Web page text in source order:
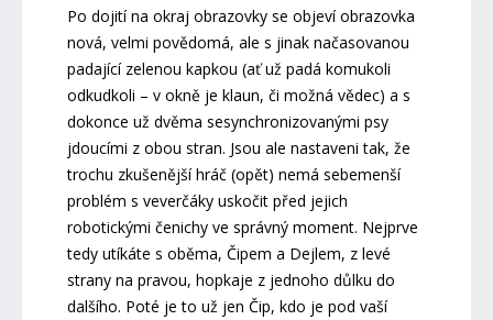
Po dojití na okraj obrazovky se objeví obrazovka
nová, velmi povědomá, ale s jinak načasovanou
padající zelenou kapkou (ať už padá komukoli
odkudkoli – v okně je klaun, či možná vědec) a s
dokonce už dvěma sesynchronizovanými psy
jdoucími z obou stran. Jsou ale nastaveni tak, že
trochu zkušenější hráč (opět) nemá sebemenší
problém s veverčáky uskočit před jejich
robotickými čenichy ve správný moment. Nejprve
tedy utíkáte s oběma, Čipem a Dejlem, z levé
strany na pravou, hopkaje z jednoho důlku do
dalšího. Poté je to už jen Čip, kdo je pod vaší